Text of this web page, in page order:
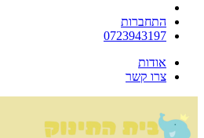
התחברות
0723943197
אודות
צרו קשר